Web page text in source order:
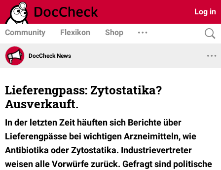
Log in
Community Flexikon Shop
DocCheck News
Lieferengpass: Zytostatika?
Ausverkauft.
In der letzten Zeit häuften sich Berichte über
Lieferengpässe bei wichtigen Arzneimitteln, wie
Antibiotika oder Zytostatika. Industrievertreter
weisen alle Vorwürfe zurück. Gefragt sind politische